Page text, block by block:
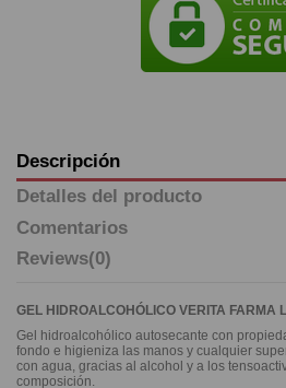
Descripción
Detalles del producto
Comentarios
Reviews(0)
GEL HIDROALCOHÓLICO VERITA FARMA
Gel hidroalcohólico autosecante con
fondo e higieniza las manos y cualquier
con agua, gracias al alcohol y a los
composición.